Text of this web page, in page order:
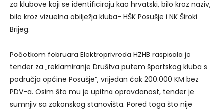
za klubove koji se identificiraju kao hrvatski, bilo kroz naziv,
bilo kroz vizuelna obilježja kluba- HŠK Posušje i NK Široki
Brijeg.
Početkom februara Elektroprivreda HZHB raspisala je
tender za „reklamiranje Društva putem športskog kluba s
područja općine Posušje“, vrijedan čak 200.000 KM bez
PDV-a. Osim što mu je upitna opravdanost, tender je
sumnjiv sa zakonskog stanovišta. Pored toga što nije